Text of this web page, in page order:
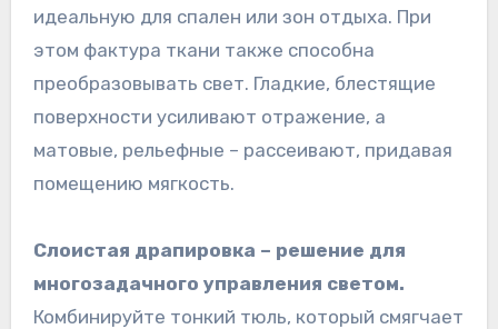
идеальную для спален или зон отдыха. При
этом фактура ткани также способна
преобразовывать свет. Гладкие, блестящие
поверхности усиливают отражение, а
матовые, рельефные – рассеивают, придавая
помещению мягкость.
Слоистая драпировка – решение для
многозадачного управления светом.
Комбинируйте тонкий тюль, который смягчает